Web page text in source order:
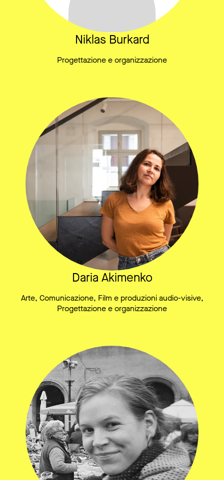
Niklas Burkard
Progettazione e organizzazione
Daria Akimenko
Arte, Comunicazione, Film e produzioni audio-visive,
Progettazione e organizzazione